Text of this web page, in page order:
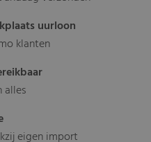
uurloon
klanten
alles
eigen import